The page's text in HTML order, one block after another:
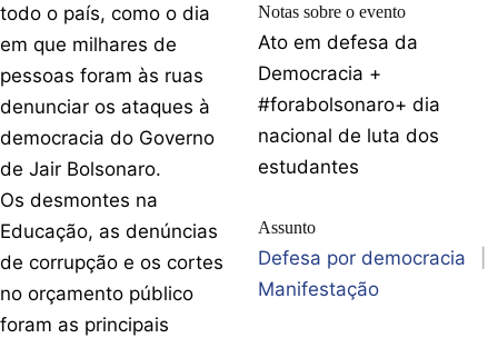
todo o país, como o dia
em que milhares de
pessoas foram às ruas
denunciar os ataques à
democracia do Governo
de Jair Bolsonaro.
Os desmontes na
Educação, as denúncias
de corrupção e os cortes
no orçamento público
foram as principais
Notas sobre o evento
Ato em defesa da
Democracia +
#forabolsonaro+ dia
nacional de luta dos
estudantes
Assunto
Defesa por democracia
Manifestação